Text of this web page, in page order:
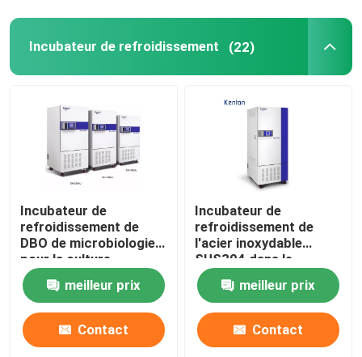
Incubateur de refroidissement (22)
Incubateur de
refroidissement de
DBO de microbiologie
pour la culture
bactérienne 110V
220V
meilleur prix
Contact
Incubateur de
refroidissement de
l'acier inoxydable
SUS304 dans le
laboratoire médical
400L
meilleur prix
Contact